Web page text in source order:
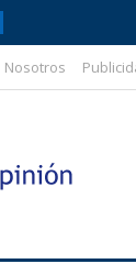
Nosotros